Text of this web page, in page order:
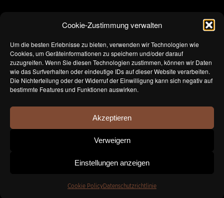
Cookie-Zustimmung verwalten
Um die besten Erlebnisse zu bieten, verwenden wir Technologien wie
Cookies, um Geräteinformationen zu speichern und/oder darauf
zuzugreifen. Wenn Sie diesen Technologien zustimmen, können wir Daten
wie das Surfverhalten oder eindeutige IDs auf dieser Website verarbeiten.
Die Nichterteilung oder der Widerruf der Einwilligung kann sich negativ auf
bestimmte Features und Funktionen auswirken.
Akzeptieren
Verweigern
Einstellungen anzeigen
Cookie PolicyDatenschutzrichtlinie
i
p
l
e
*
Politique de confidentialité
Swiss Creative Sàrl